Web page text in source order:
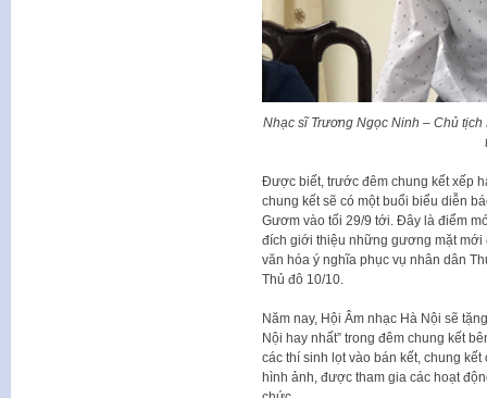
Nhạc sĩ Trương Ngọc Ninh – Chủ
Được biết, trước đêm chung kết xếp
chung kết sẽ có một buổi biểu diễn
Gươm vào tối 29/9 tới. Đây là điểm
đích giới thiệu những gương mặt mới
văn hóa ý nghĩa phục vụ nhân dân
Thủ đô 10/10.
Năm nay, Hội Âm nhạc Hà Nội sẽ
Nội hay nhất” trong đêm chung kết
các thí sinh lọt vào bán kết, chung
hình ảnh, được tham gia các hoạt